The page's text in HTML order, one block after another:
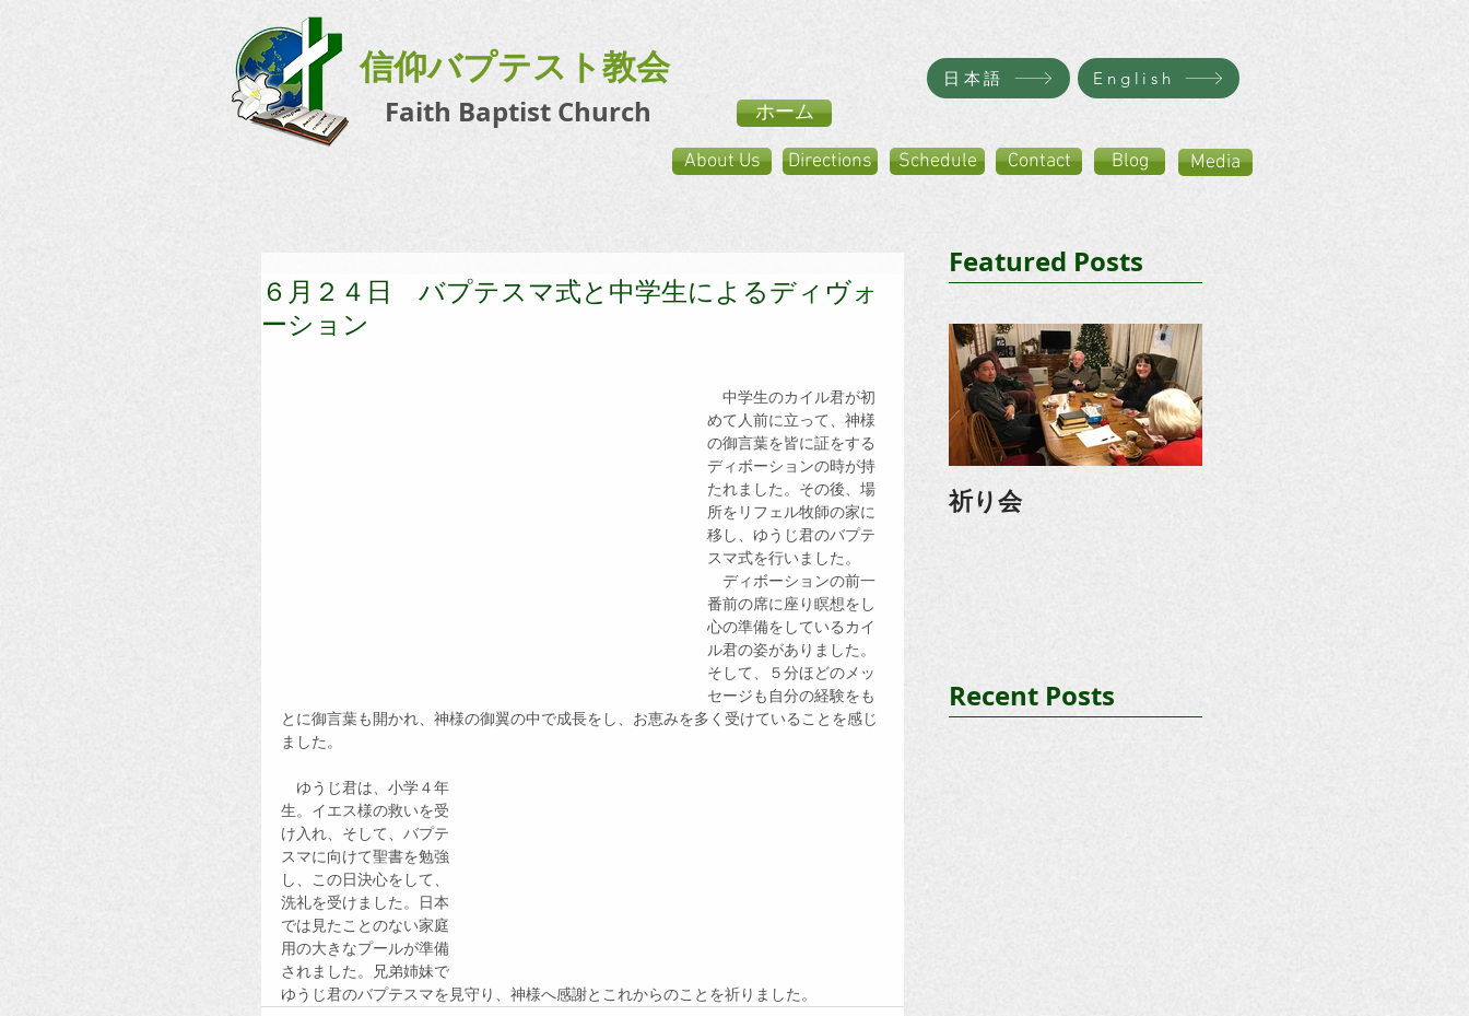
信仰バプテスト教会
Faith Baptist Church
日本語 English
ホーム
About Us Directions Schedule Contact Blog Media
６月２４日 バプテスマ式と中学生によるディヴォ
ーション
中学生のカイル君が初
めて人前に立って、神様
の御言葉を皆に証をする
ディボーションの時が持
たれました。その後、場
所をリフェル牧師の家に
移し、ゆうじ君のバプテ
スマ式を行いました。
ディボーションの前一
番前の席に座り瞑想をし
心の準備をしているカイ
ル君の姿がありました。
そして、５分ほどのメッ
セージも自分の経験をも
とに御言葉も開かれ、神様の御翼の中で成長をし、お恵みを多く受けていることを感じ
ました。
ゆうじ君は、小学４年
生。イエス様の救いを受
け入れ、そして、バプテ
スマに向けて聖書を勉強
し、この日決心をして、
洗礼を受けました。日本
では見たことのない家庭
用の大きなプールが準備
されました。兄弟姉妹で
ゆうじ君のバプテスマを見守り、神様へ感謝とこれからのことを祈りました。
Featured Posts
祈り会
Recent Posts